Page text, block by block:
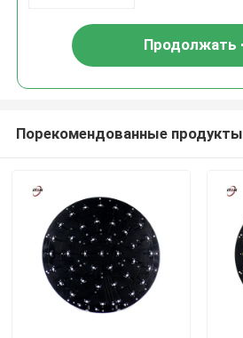
Продолжать
Порекомендованные продукты